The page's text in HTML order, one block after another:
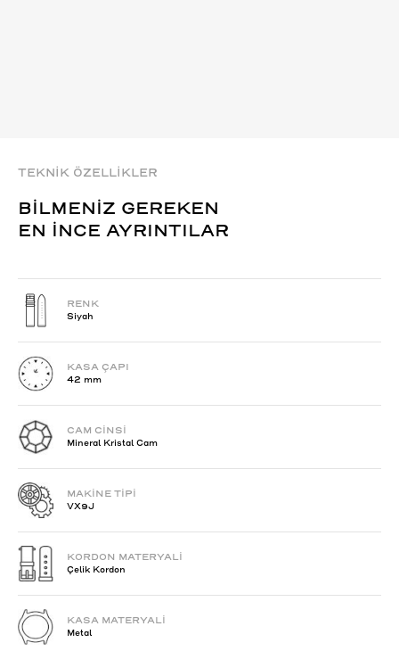
TEKNİK ÖZELLİKLER
BİLMENİZ GEREKEN
EN İNCE AYRINTILAR
RENK
Siyah
KASA ÇAPI
42 mm
CAM CİNSİ
Mineral Kristal Cam
MAKİNE TİPİ
VX9J
KORDON MATERYALİ
Çelik Kordon
KASA MATERYALİ
Metal